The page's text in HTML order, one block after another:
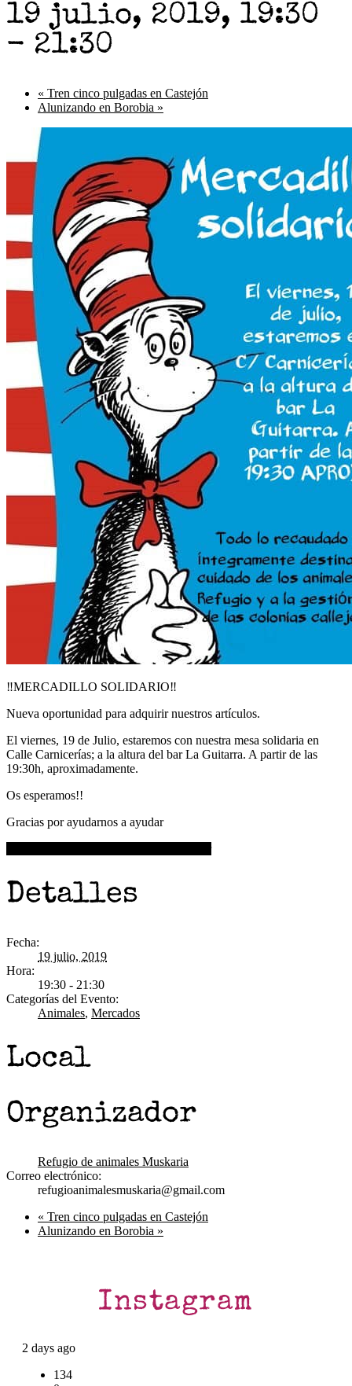
19 julio, 2019, 19:30
- 21:30
« Tren cinco pulgadas en Castejón
Alunizando en Borobia »
‼MERCADILLO SOLIDARIO‼
Nueva oportunidad para adquirir nuestros artículos.
El viernes, 19 de Julio, estaremos con nuestra mesa solidaria en
Calle Carnicerías; a la altura del bar La Guitarra. A partir de las
19:30h, aproximadamente.
Os esperamos!!
Gracias por ayudarnos a ayudar
Detalles
Fecha:
19 julio, 2019
Hora:
19:30 - 21:30
Categorías del Evento:
Animales, Mercados
Local
Organizador
Refugio de animales Muskaria
Correo electrónico:
refugioanimalesmuskaria@gmail.com
« Tren cinco pulgadas en Castejón
Alunizando en Borobia »
Instagram
2 days ago
134